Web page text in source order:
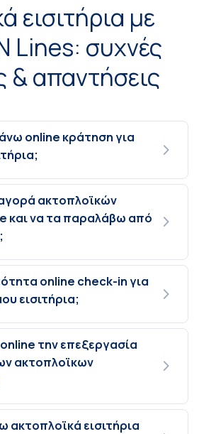
εισιτήρια με
Lines: συχνές
& απαντήσεις
online κράτηση για
ακτοπλοϊκών
και να τα παραλάβω από
online check-in για
εισιτήρια;
την επεξεργασία
ακτοπλοϊκων
ακτοπλοϊκά εισιτήρια